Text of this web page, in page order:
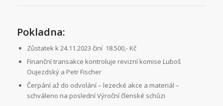
Pokladna:
Zůstatek k 24.11.2023 činí 18.500,- Kč
Finanční transakce kontroluje revizní komise Luboš
Oujezdský a Petr Fischer
Čerpání až do odvolání – lezecké akce a materiál –
schváleno na poslední Výroční členské schůzi